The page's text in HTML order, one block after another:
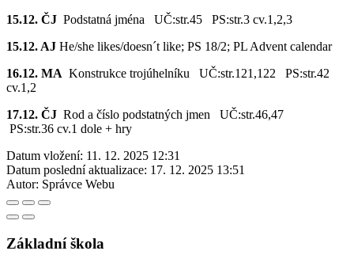
15.12. ČJ Podstatná jména UČ:str.45 PS:str.3 cv.1,2,3
15.12. AJ He/she likes/doesn´t like; PS 18/2; PL Advent calendar
16.12. MA Konstrukce trojúhelníku UČ:str.121,122 PS:str.42
cv.1,2
17.12. ČJ Rod a číslo podstatných jmen UČ:str.46,47
PS:str.36 cv.1 dole + hry
Datum vložení: 11. 12. 2025 12:31
Datum poslední aktualizace: 17. 12. 2025 13:51
Autor: Správce Webu
Základní škola